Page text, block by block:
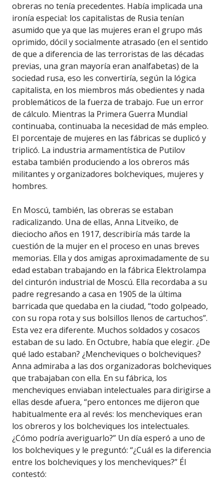
obreras no tenía precedentes. Había implicada una
ironía especial: los capitalistas de Rusia tenían
asumido que ya que las mujeres eran el grupo más
oprimido, dócil y socialmente atrasado (en el sentido
de que a diferencia de las terroristas de las décadas
previas, una gran mayoría eran analfabetas) de la
sociedad rusa, eso les convertiría, según la lógica
capitalista, en los miembros más obedientes y nada
problemáticos de la fuerza de trabajo. Fue un error
de cálculo. Mientras la Primera Guerra Mundial
continuaba, continuaba la necesidad de más empleo.
El porcentaje de mujeres en las fábricas se duplicó y
triplicó. La industria armamentística de Putilov
estaba también produciendo a los obreros más
militantes y organizadores bolcheviques, mujeres y
hombres.
En Moscú, también, las obreras se estaban
radicalizando. Una de ellas, Anna Litveiko, de
dieciocho años en 1917, describiría más tarde la
cuestión de la mujer en el proceso en unas breves
memorias. Ella y dos amigas aproximadamente de su
edad estaban trabajando en la fábrica Elektrolampa
del cinturón industrial de Moscú. Ella recordaba a su
padre regresando a casa en 1905 de la última
barricada que quedaba en la ciudad, “todo golpeado,
con su ropa rota y sus bolsillos llenos de cartuchos”.
Esta vez era diferente. Muchos soldados y cosacos
estaban de su lado. En Octubre, había que elegir. ¿De
qué lado estaban? ¿Mencheviques o bolcheviques?
Anna admiraba a las dos organizadoras bolcheviques
que trabajaban con ella. En su fábrica, los
mencheviques enviaban intelectuales para dirigirse a
ellas desde afuera, “pero entonces me dijeron que
habitualmente era al revés: los mencheviques eran
los obreros y los bolcheviques los intelectuales.
¿Cómo podría averiguarlo?” Un día esperó a uno de
los bolcheviques y le preguntó: “¿Cuál es la diferencia
entre los bolcheviques y los mencheviques?” Él
contestó: